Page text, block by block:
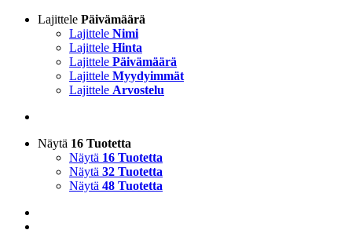
Lajittele Päivämäärä
Lajittele Nimi
Lajittele Hinta
Lajittele Päivämäärä
Lajittele Myydyimmät
Lajittele Arvostelu
Näytä 16 Tuotetta
Näytä 16 Tuotetta
Näytä 32 Tuotetta
Näytä 48 Tuotetta